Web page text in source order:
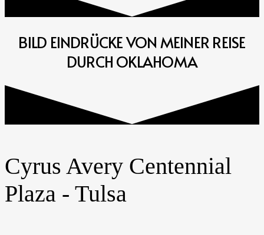
BILD EINDRÜCKE VON MEINER REISE
DURCH OKLAHOMA
Cyrus Avery Centennial
Plaza - Tulsa